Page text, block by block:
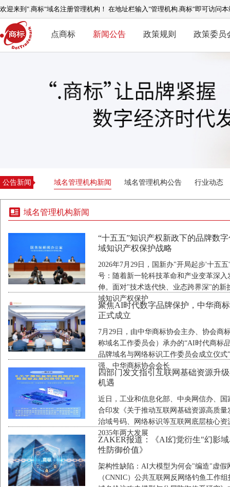
欢迎来到".商标"域名注册管理机构！ 在地址栏输入"管理机构.商标"即可访问本
点商标 新闻公告 政策规则 政策委员
公告新闻 域名管理机构新闻 域名管理机构公告 行业动态
域名管理机构新闻
“十五五”知识产权新政下的品牌数
域知识产权保护战略
2026年7月29日，国新办"开局起步'十五
号：随着新一轮科技革命和产业变革深
伸。面对"技术迭代快、业态跨界深"的
域知识产权保护
聚焦AI时代数字品牌保护，中华商
正式成立
7月29日，由中华商标协会主办、协会商
称域名工作委员会）承办的“AI时代商标
品牌域名与网络标识工作委员会成立仪
强、中华商标协会会长
四部门发文指引互联网基础资源升
机遇
近日，工业和信息化部、中央网信办、
合印发《关于推动互联网基础资源高质
治域号码、网络标识等互联网底层核心
2035年两大发展
ZAKER报道：《AI幻觉衍生"幻影
性防御价值》
架构性缺陷：AI大模型为何会"编造"虚假
（CNNIC）公共互联网反网络钓鱼工作